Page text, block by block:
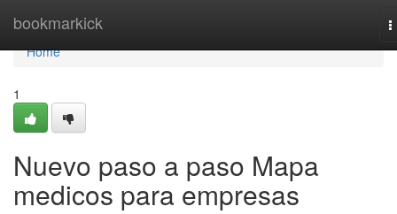
bookmarkick
Home
Home
1
Nuevo paso a paso Mapa
medicos para empresas